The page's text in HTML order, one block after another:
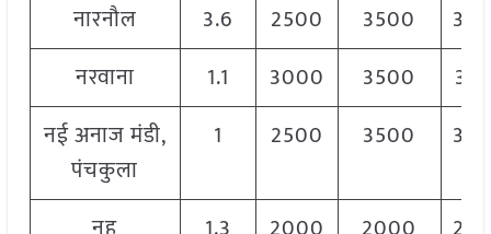
नारनौल
3.6 2500 3500
नरवाना
1.1 3000 3500
नई अनाज मंडी,
पंचकुला
1 2500 3500